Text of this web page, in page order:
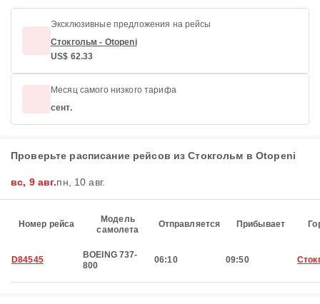
Эксклюзивные предложения на рейсы
Стокгольм - Otopeni
US$ 62.33
Месяц самого низкого тарифа
сент.
Проверьте расписание рейсов из Стокгольм в Otopeni
вс, 9 авг.пн, 10 авг.
Номер рейса
Модель
самолета
Отправляется Прибывает
D84545
BOEING 737-
800
06:10 09:50